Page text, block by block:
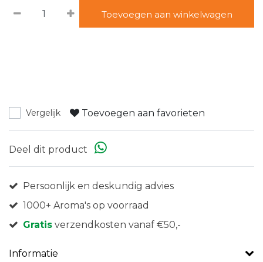
Toevoegen aan winkelwagen
Vergelijk Toevoegen aan favorieten
Deel dit product
Persoonlijk en deskundig advies
1000+ Aroma's op voorraad
Gratis verzendkosten vanaf €50,-
Informatie